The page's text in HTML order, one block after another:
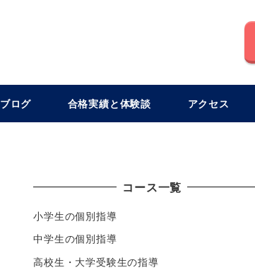
ブログ 合格実績と体験談 アクセス
コース一覧
小学生の個別指導
中学生の個別指導
高校生・大学受験生の指導